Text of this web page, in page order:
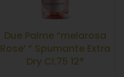
Due Palme “melarosa
Rose’ ” Spumante Extra
Dry Cl.75 12°